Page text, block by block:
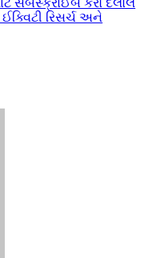
સબસ્ક્રાઈબ કરો દલાલ
રિસર્ચ અને